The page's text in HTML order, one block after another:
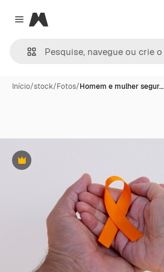
Close menu
Magnific
Início/stock/Fotos/Homem e mulher segur…
Premium